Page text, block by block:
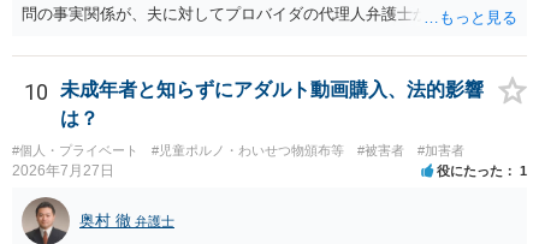
問の事実関係が、夫に対してプロバイダの代理人弁護士から発信者情
情報として夫の氏名と住所が開示され、開示請求者（の代理人弁護
士）が、夫に対して内容証明郵便を送ったり訴訟の提起がなされたり
する可能性があるように思われます。この場合は、開示請求者（とあ
る女性？）の代理人弁護士へ、実は投稿者があなたであるという内容
とともに、あなたから連絡することもあり得ます。 夫がクレーム電話
を入れた「相手方の法律事務所」というのがプロバイダの代理人の事
務所であるのか、それとも開示請求者の代理人の事務所なのかが不明
ですが、もし前者であれば、書類の再送要請にはあまり意味はなく、
10
未成年者と知らずにアダルト動画購入、法的影響
は？
#個人・プライベート #児童ポルノ・わいせつ物頒布等 #被害者 #加害者
2026年7月27日 役にたった 1
奥村 徹 弁護士